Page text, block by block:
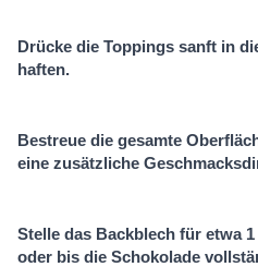
Drücke die Toppings sanft in
haften.
Bestreue die gesamte
eine zusätzliche
Stelle das Backblech für etwa
oder bis die Schokolade